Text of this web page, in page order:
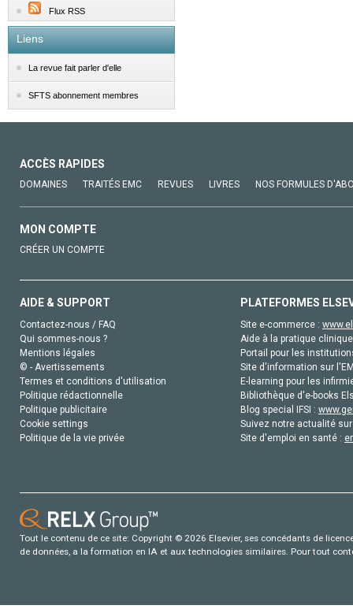
Flux RSS
Liens
La revue fait parler d'elle
SFTS abonnement membres
ACCÈS RAPIDES
DOMAINES TRAITÉS EMC REVUES LIVRES NOS FORMULES
MON COMPTE
CRÉER UN COMPTE
AIDE & SUPPORT
Contactez-nous / FAQ
Qui sommes-nous ?
Mentions légales
© - Avertissements
Termes et conditions d'utilisation
Politique rédactionnelle
Politique publicitaire
Cookie settings
Politique de la vie privée
PLATEFORMES
Site e-commerce :
Aide à la pratique
Portail pour les
Site d'information sur
E-learning pour les
Bibliothèque d'e-books
Blog special IFSI :
Suivez notre actualité
Site d'emploi en santé :
Tout le contenu de ce site: Copyright © 2026 Elsevier, ses concédants de
de données, a la formation en IA et aux technologies similaires. Pour tout